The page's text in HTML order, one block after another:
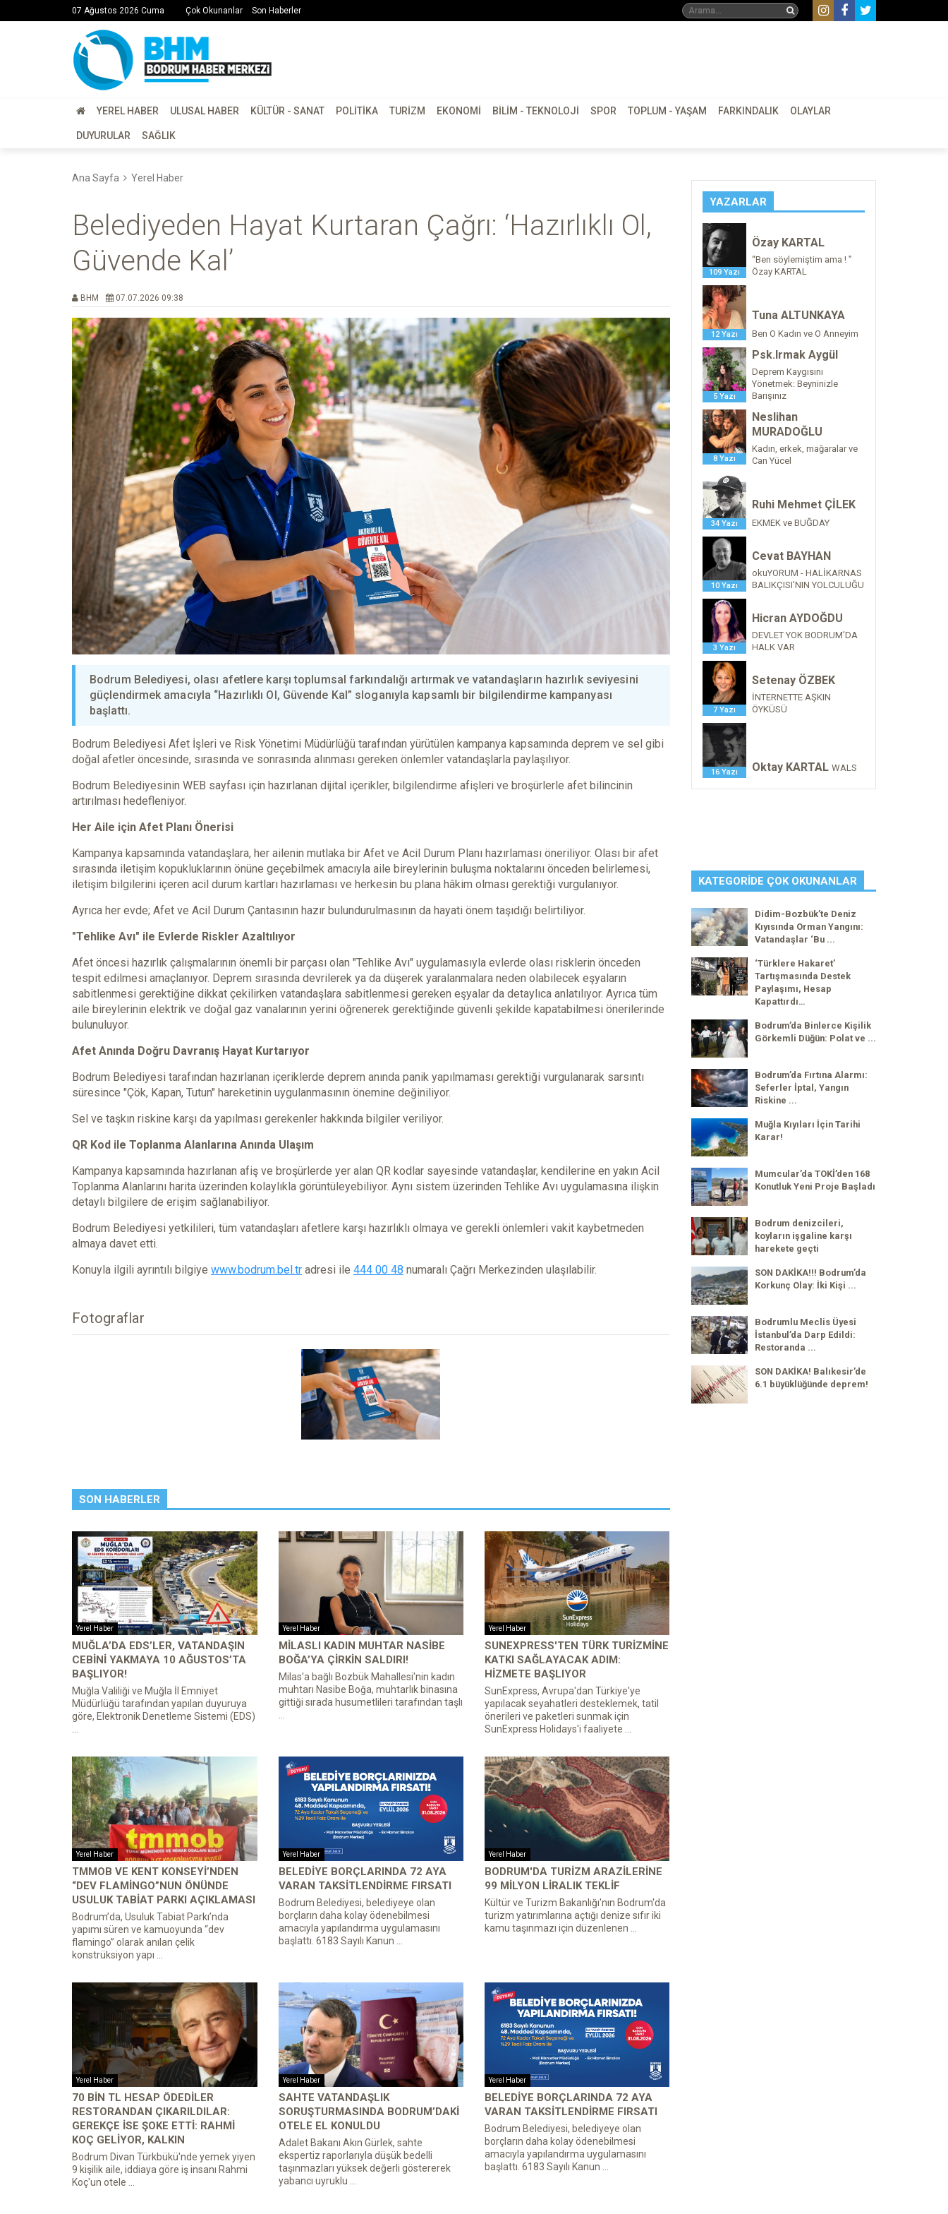
07 Ağustos 2026 Cuma Çok Okunanlar Son Haberler
YEREL HABER ULUSAL HABER KÜLTÜR - SANAT POLITIKA TURIZM EKONOMI BILIM - TEKNOLOJI SPOR TOPLUM - YAŞAM FARKINDALIK OLAYLAR
DUYURULAR SAĞLIK
Ana Sayfa Yerel Haber
Belediyeden Hayat Kurtaran Çağrı: ‘Hazırlıklı Ol,
Güvende Kal’
BHM 07.07.2026 09:38
Bodrum Belediyesi, olası afetlere karşı toplumsal farkındalığı artırmak ve vatandaşların hazırlık seviyesini
güçlendirmek amacıyla “Hazırlıklı Ol, Güvende Kal” sloganıyla kapsamlı bir bilgilendirme kampanyası
başlattı.
Bodrum Belediyesi Afet İşleri ve Risk Yönetimi Müdürlüğü tarafından yürütülen kampanya kapsamında deprem ve sel gibi
doğal afetler öncesinde, sırasında ve sonrasında alınması gereken önlemler vatandaşlarla paylaşılıyor.
Bodrum Belediyesinin WEB sayfası için hazırlanan dijital içerikler, bilgilendirme afişleri ve broşürlerle afet bilincinin
artırılması hedefleniyor.
Her Aile için Afet Planı Önerisi
Kampanya kapsamında vatandaşlara, her ailenin mutlaka bir Afet ve Acil Durum Planı hazırlaması öneriliyor. Olası bir afet
sırasında iletişim kopukluklarının önüne geçebilmek amacıyla aile bireylerinin buluşma noktalarını önceden belirlemesi,
iletişim bilgilerini içeren acil durum kartları hazırlaması ve herkesin bu plana hâkim olması gerektiği vurgulanıyor.
Ayrıca her evde; Afet ve Acil Durum Çantasının hazır bulundurulmasının da hayati önem taşıdığı belirtiliyor.
"Tehlike Avı" ile Evlerde Riskler Azaltılıyor
Afet öncesi hazırlık çalışmalarının önemli bir parçası olan "Tehlike Avı" uygulamasıyla evlerde olası risklerin önceden
tespit edilmesi amaçlanıyor. Deprem sırasında devrilerek ya da düşerek yaralanmalara neden olabilecek eşyaların
sabitlenmesi gerektiğine dikkat çekilirken vatandaşlara sabitlenmesi gereken eşyalar da detaylıca anlatılıyor. Ayrıca tüm
aile bireylerinin elektrik ve doğal gaz vanalarının yerini öğrenerek gerektiğinde güvenli şekilde kapatabilmesi önerilerinde
bulunuluyor.
Afet Anında Doğru Davranış Hayat Kurtarıyor
Bodrum Belediyesi tarafından hazırlanan içeriklerde deprem anında panik yapılmaması gerektiği vurgulanarak sarsıntı
süresince "Çök, Kapan, Tutun" hareketinin uygulanmasının önemine değiniliyor.
Sel ve taşkın riskine karşı da yapılması gerekenler hakkında bilgiler veriliyor.
QR Kod ile Toplanma Alanlarına Anında Ulaşım
Kampanya kapsamında hazırlanan afiş ve broşürlerde yer alan QR kodlar sayesinde vatandaşlar, kendilerine en yakın Acil
Toplanma Alanlarını harita üzerinden kolaylıkla görüntüleyebiliyor. Aynı sistem üzerinden Tehlike Avı uygulamasına ilişkin
detaylı bilgilere de erişim sağlanabiliyor.
Bodrum Belediyesi yetkilileri, tüm vatandaşları afetlere karşı hazırlıklı olmaya ve gerekli önlemleri vakit kaybetmeden
almaya davet etti.
Konuyla ilgili ayrıntılı bilgiye www.bodrum.bel.tr adresi ile 444 00 48 numaralı Çağrı Merkezinden ulaşılabilir.
Fotograflar
SON HABERLER
Yerel Haber
MUĞLA’DA EDS’LER, VATANDAŞIN
CEBINI YAKMAYA 10 AĞUSTOS’TA
BAŞLIYOR!
Muğla Valiliği ve Muğla İl Emniyet
Müdürlüğü tarafından yapılan duyuruya
göre, Elektronik Denetleme Sistemi (EDS)
...
Yerel Haber
MILASLI KADIN MUHTAR NASIBE
BOĞA’YA ÇIRKIN SALDIRI!
Milas'a bağlı Bozbük Mahallesi'nin kadın
muhtarı Nasibe Boğa, muhtarlık binasına
gittiği sırada husumetlileri tarafından taşlı
...
Yerel Haber
SUNEXPRESS'TEN TÜRK TURIZMINE
KATKI SAĞLAYACAK ADIM:
HIZMETE BAŞLIYOR
SunExpress, Avrupa'dan Türkiye'ye
yapılacak seyahatleri desteklemek, tatil
önerileri ve paketleri sunmak için
SunExpress Holidays'i faaliyete ...
Yerel Haber
TMMOB VE KENT KONSEYI’NDEN
“DEV FLAMINGO”NUN ÖNÜNDE
USULUK TABIAT PARKI AÇIKLAMASI
Bodrum’da, Usuluk Tabiat Parkı’nda
yapımı süren ve kamuoyunda “dev
flamingo” olarak anılan çelik
konstrüksiyon yapı ...
Yerel Haber
BELEDIYE BORÇLARINDA 72 AYA
VARAN TAKSITLENDIRME FIRSATI
Bodrum Belediyesi, belediyeye olan
borçların daha kolay ödenebilmesi
amacıyla yapılandırma uygulamasını
başlattı. 6183 Sayılı Kanun ...
Yerel Haber
BODRUM'DA TURIZM ARAZILERINE
99 MILYON LIRALIK TEKLIF
Kültür ve Turizm Bakanlığı'nın Bodrum'da
turizm yatırımlarına açtığı denize sıfır iki
kamu taşınmazı için düzenlenen ...
Yerel Haber
70 BIN TL HESAP ÖDEDILER
RESTORANDAN ÇIKARILDILAR:
GEREKÇE ISE ŞOKE ETTI: RAHMI
KOÇ GELIYOR, KALKIN
Bodrum Divan Türkbükü'nde yemek yiyen
9 kişilik aile, iddiaya göre iş insanı Rahmi
Koç'un otele ...
Yerel Haber
SAHTE VATANDAŞLIK
SORUŞTURMASINDA BODRUM’DAKI
OTELE EL KONULDU
Adalet Bakanı Akın Gürlek, sahte
ekspertiz raporlarıyla düşük bedelli
taşınmazları yüksek değerli göstererek
yabancı uyruklu ...
Yerel Haber
BELEDIYE BORÇLARINDA 72 AYA
VARAN TAKSITLENDIRME FIRSATI
Bodrum Belediyesi, belediyeye olan
borçların daha kolay ödenebilmesi
amacıyla yapılandırma uygulamasını
başlattı. 6183 Sayılı Kanun ...
YAZARLAR
109 Yazı
Özay KARTAL
“Ben söylemiştim ama ! ”
Özay KARTAL
12 Yazı
Tuna ALTUNKAYA
Ben O Kadın ve O Anneyim
5 Yazı
Psk.Irmak Aygül
Deprem Kaygısını
Yönetmek: Beyninizle
Barışınız
8 Yazı
Neslihan
MURADOĞLU
Kadın, erkek, mağaralar ve
Can Yücel
34 Yazı
Ruhi Mehmet ÇİLEK
EKMEK ve BUĞDAY
10 Yazı
Cevat BAYHAN
okuYORUM - HALİKARNAS
BALIKÇISI'NIN YOLCULUĞU
3 Yazı
Hicran AYDOĞDU
DEVLET YOK BODRUM'DA
HALK VAR
7 Yazı
Setenay ÖZBEK
İNTERNETTE AŞKIN
ÖYKÜSÜ
16 Yazı Oktay KARTAL WALS
KATEGORIDE ÇOK OKUNANLAR
Didim-Bozbük’te Deniz
Kıyısında Orman Yangını:
Vatandaşlar ‘Bu ...
‘Türklere Hakaret’
Tartışmasında Destek
Paylaşımı, Hesap
Kapattırdı…
Bodrum’da Binlerce Kişilik
Görkemli Düğün: Polat ve ...
Bodrum’da Fırtına Alarmı:
Seferler İptal, Yangın
Riskine ...
Muğla Kıyıları İçin Tarihi
Karar!
Mumcular’da TOKİ’den 168
Konutluk Yeni Proje Başladı
Bodrum denizcileri,
koyların işgaline karşı
harekete geçti
SON DAKİKA!!! Bodrum’da
Korkunç Olay: İki Kişi ...
Bodrumlu Meclis Üyesi
İstanbul’da Darp Edildi:
Restoranda ...
SON DAKİKA! Balıkesir’de
6.1 büyüklüğünde deprem!